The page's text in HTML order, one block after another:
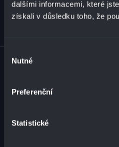
dalšími informacemi, které
získali v důsledku toho, že
souhlasu
Nutné
Preferenční
Statistické
© 2026 ALANATA •